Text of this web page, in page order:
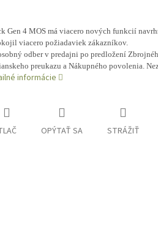
Gen 4 MOS má viacero nových funkcií
viacero požiadaviek zákazníkov.
odber v predajni po predložení
preukazu a Nákupného povolenia.
informácie
OPÝTAŤ SA STRÁŽIŤ